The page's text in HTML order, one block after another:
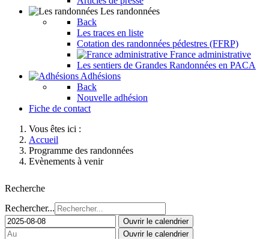
Les randonnées
Back
Les traces en liste
Cotation des randonnées pédestres (FFRP)
France administrative
Les sentiers de Grandes Randonnées en PACA
Adhésions
Back
Nouvelle adhésion
Fiche de contact
Vous êtes ici :
Accueil
Programme des randonnées
Evènements à venir
Recherche
Rechercher...
Ouvrir le calendrier
Ouvrir le calendrier